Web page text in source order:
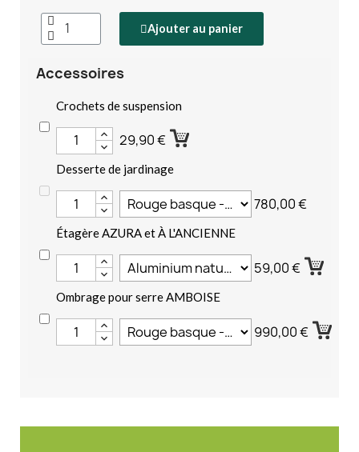
Ajouter au panier
Accessoires
Crochets de suspension
29,90 €
Desserte de jardinage
780,00 €
Étagère AZURA et À L'ANCIENNE
59,00 €
Ombrage pour serre AMBOISE
990,00 €